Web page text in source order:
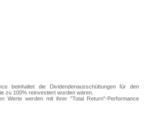
beinhaltet die Dividendenausschüttungen für den
zu 100% reinvestiert worden wären.
Werte werden mit ihrer "Total Return"-Performance